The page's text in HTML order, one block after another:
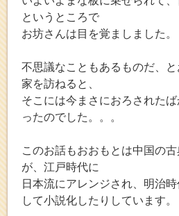
というところで
お坊さんは目を覚ましました。
不思議なこともあるものだ、
家を訪ねると、
そこには今まさにおろされた
ったのでした。。。
このお話もおおもとは中国の
が、江戸時代に
日本流にアレンジされ、明治
して小説化したりしています。